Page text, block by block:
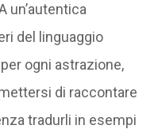
un’autentica
del linguaggio
ogni astrazione,
di raccontare
tradurli in esempi